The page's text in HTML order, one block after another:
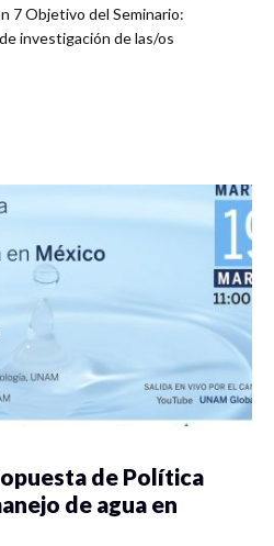
7 Objetivo del Seminario:
investigación de las/os
de Política
de agua en